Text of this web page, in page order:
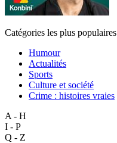
Catégories les plus populaires
Humour
Actualités
Sports
Culture et société
Crime : histoires vraies
A - H
I - P
Q - Z